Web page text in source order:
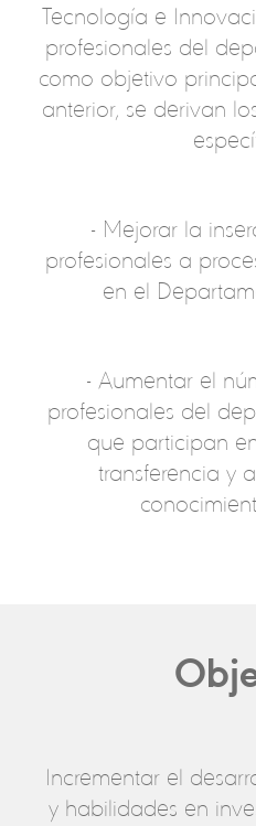
Tecnología e
profesionales del
como objetivo
anterior, se derivan
- Mejorar la
profesionales a
en el
- Aumentar el
profesionales del
que participan
transferencia y
Incrementar el
y habilidades en